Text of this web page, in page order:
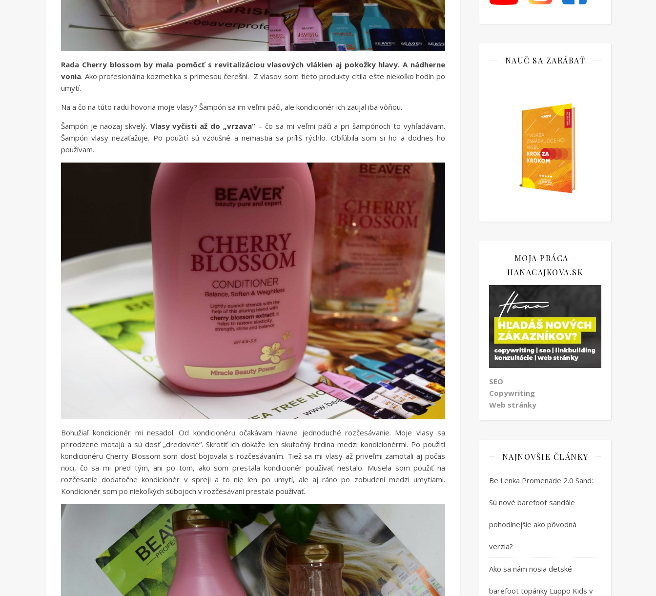
Rada Cherry blossom by mala pomôcť s revitalizáciou vlasových vlákien aj pokožky hlavy. A nádherne
vonia. Ako profesionálna kozmetika s prímesou čerešní. Z vlasov som tieto produkty cítila ešte niekoľko hodín po
umytí.
Na a čo na túto radu hovoria moje vlasy? Šampón sa im veľmi páči, ale kondicionér ich zaujal iba vôňou.
Šampón je naozaj skvelý. Vlasy vyčisti až do „vrzava“ – čo sa mi veľmi páči a pri šampónoch to vyhľadávam.
Šampón vlasy nezaťažuje. Po použití sú vzdušné a nemastia sa príliš rýchlo. Obľúbila som si ho a dodnes ho
používam.
Bohužiaľ kondicionér mi nesadol. Od kondicionéru očakávam hlavne jednoduché rozčesávanie. Moje vlasy sa
prirodzene motajú a sú dosť „dredovité“. Skrotiť ich dokáže len skutočný hrdina medzi kondicionérmi. Po použití
kondicionéru Cherry Blossom som dosť bojovala s rozčesávaním. Tiež sa mi vlasy až priveľmi zamotali aj počas
noci, čo sa mi pred tým, ani po tom, ako som prestala kondicionér používať nestalo. Musela som použiť na
rozčesanie dodatočne kondicionér v spreji a to nie len po umytí, ale aj ráno po zobudení medzi umytiami.
Kondicionér som po niekoľkých súbojoch v rozčesávaní prestala používať.
NAUČ SA ZARÁBAŤ
MOJA PRÁCA –
HANACAJKOVA.SK
SEO
Copywriting
Web stránky
NAJNOVŠIE ČLÁNKY
Be Lenka Promenade 2.0 Sand:
Sú nové barefoot sandále
pohodlnejšie ako pôvodná
verzia?
Ako sa nám nosia detské
barefoot topánky Luppo Kids v